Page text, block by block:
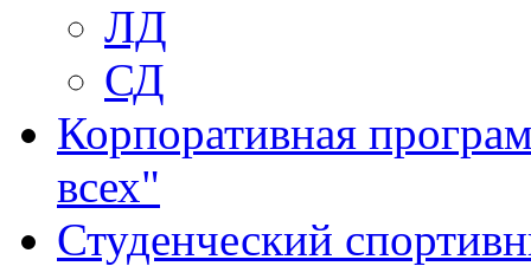
ЛД
СД
Корпоративная
всех"
Студенческий